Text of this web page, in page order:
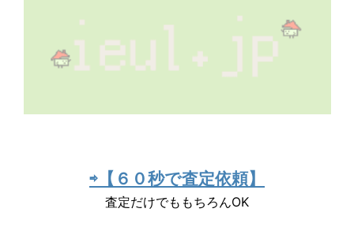
⇨【６０秒で査定依頼】
査定だけでももちろんOK